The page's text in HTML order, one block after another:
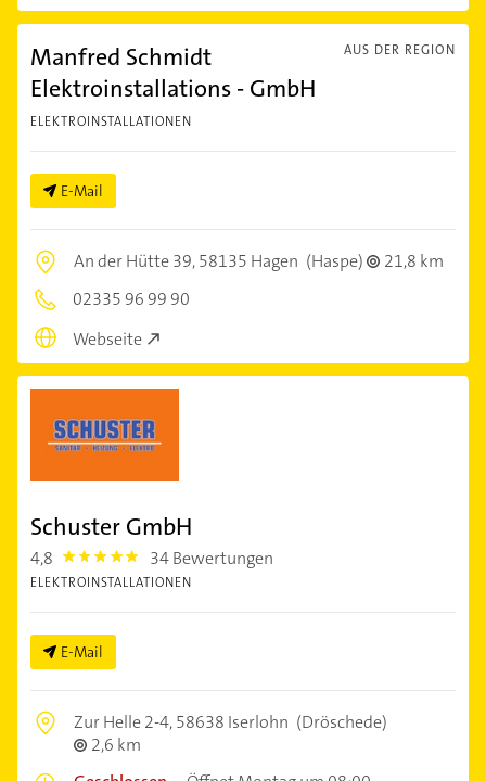
AUS DER REGION
Manfred Schmidt
Elektroinstallations - GmbH
ELEKTROINSTALLATIONEN
E-Mail
An der Hütte 39,58135 Hagen (Haspe)
21,8 km
02335 96 99 90
Webseite
Schuster GmbH
4,8 4.8 34 Bewertungen
ELEKTROINSTALLATIONEN
E-Mail
Zur Helle 2-4,58638 Iserlohn (Dröschede)
2,6 km